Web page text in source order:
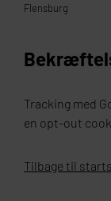
Flensburg
Tracking med
en opt-out
Tilbage til